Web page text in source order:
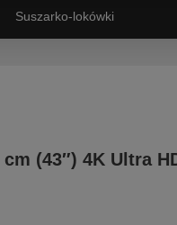
Suszarko-lokówki
(43″) 4K Ultra